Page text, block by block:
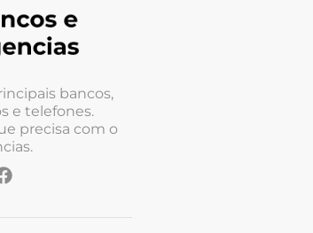
bancos,
e telefones.
precisa com o